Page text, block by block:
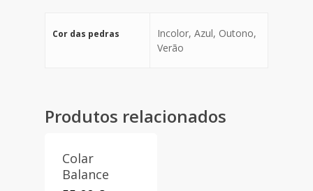
Cor das pedras
Incolor, Azul, Outono,
Verão
Produtos relacionados
Colar
Balance